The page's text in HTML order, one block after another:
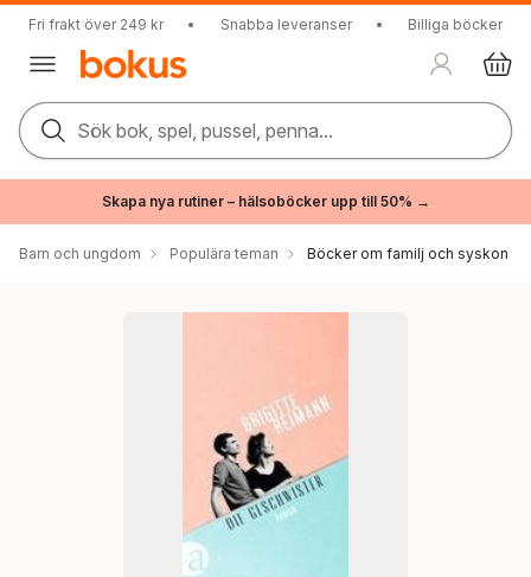
Fri frakt över 249 kr • Snabba leveranser • Billiga böcker
Sök bok, spel, pussel, penna...
Skapa nya rutiner – hälsoböcker upp till 50% →
Barn och ungdom Populära teman Böcker om familj och syskon